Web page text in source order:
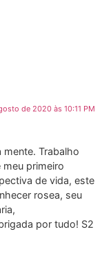
de 2020 às 10:11 PM
mente. Trabalho
meu primeiro
de vida, este
rosea, seu
por tudo! S2